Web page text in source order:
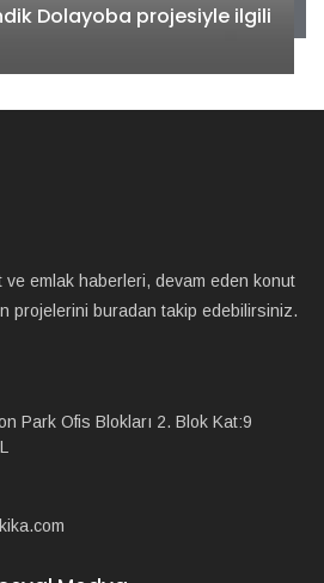
Dolayoba projesiyle ilgili
emlak haberleri, devam eden konut
projelerini buradan takip edebilirsiniz.
Park Ofis Blokları 2. Blok Kat:9